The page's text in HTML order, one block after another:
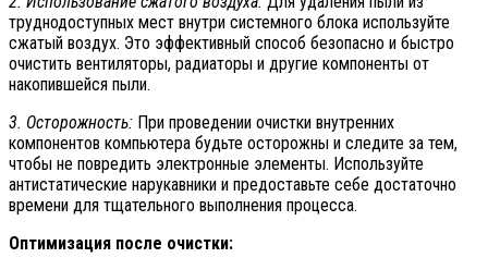
труднодоступных мест внутри системного блока используйте
сжатый воздух. Это эффективный способ безопасно и быстро
очистить вентиляторы, радиаторы и другие компоненты от
накопившейся пыли.
3. Осторожность: При проведении очистки внутренних
компонентов компьютера будьте осторожны и следите за тем,
чтобы не повредить электронные элементы. Используйте
антистатические нарукавники и предоставьте себе достаточно
времени для тщательного выполнения процесса.
Оптимизация после очистки: